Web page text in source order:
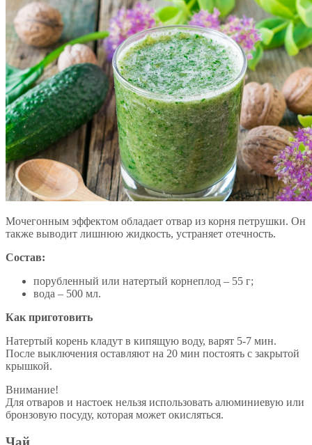
Мочегонным эффектом обладает отвар из корня петрушки. Он
также выводит лишнюю жидкость, устраняет отечность.
Состав:
порубленный или натертый корнеплод – 55 г;
вода – 500 мл.
Как приготовить
Натертый корень кладут в кипящую воду, варят 5-7 мин.
После выключения оставляют на 20 мин постоять с закрытой
крышкой.
Внимание!
Для отваров и настоек нельзя использовать алюминиевую или
бронзовую посуду, которая может окисляться.
Чай